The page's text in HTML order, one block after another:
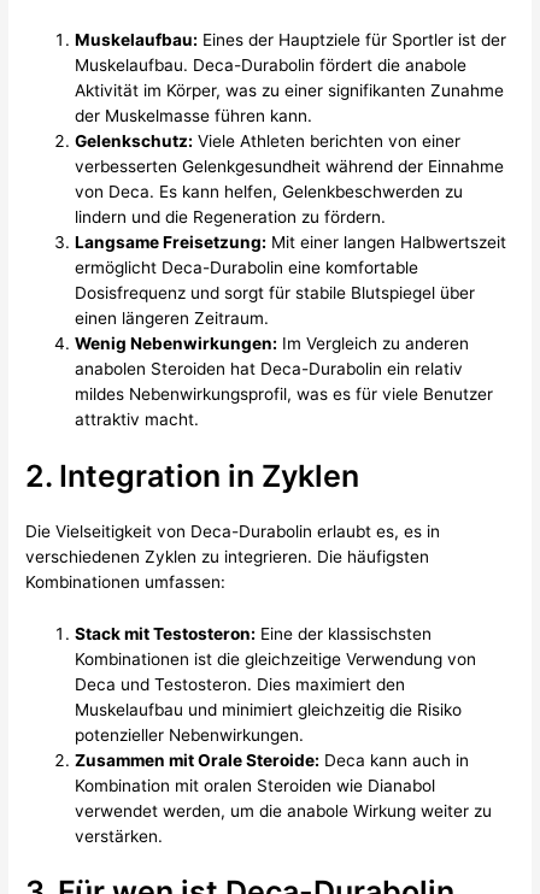
Muskelaufbau: Eines der Hauptziele für Sportler ist der
Muskelaufbau. Deca-Durabolin fördert die anabole
Aktivität im Körper, was zu einer signifikanten Zunahme
der Muskelmasse führen kann.
Gelenkschutz: Viele Athleten berichten von einer
verbesserten Gelenkgesundheit während der Einnahme
von Deca. Es kann helfen, Gelenkbeschwerden zu
lindern und die Regeneration zu fördern.
Langsame Freisetzung: Mit einer langen Halbwertszeit
ermöglicht Deca-Durabolin eine komfortable
Dosisfrequenz und sorgt für stabile Blutspiegel über
einen längeren Zeitraum.
Wenig Nebenwirkungen: Im Vergleich zu anderen
anabolen Steroiden hat Deca-Durabolin ein relativ
mildes Nebenwirkungsprofil, was es für viele Benutzer
attraktiv macht.
2. Integration in Zyklen
Die Vielseitigkeit von Deca-Durabolin erlaubt es, es in
verschiedenen Zyklen zu integrieren. Die häufigsten
Kombinationen umfassen:
Stack mit Testosteron: Eine der klassischsten
Kombinationen ist die gleichzeitige Verwendung von
Deca und Testosteron. Dies maximiert den
Muskelaufbau und minimiert gleichzeitig die Risiko
potenzieller Nebenwirkungen.
Zusammen mit Orale Steroide: Deca kann auch in
Kombination mit oralen Steroiden wie Dianabol
verwendet werden, um die anabole Wirkung weiter zu
verstärken.